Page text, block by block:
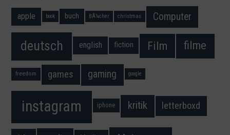
apple book buch BÃ¼cher christmas Computer
deutsch english fiction Film filme
freedom games gaming google
instagram iphone kritik letterboxd